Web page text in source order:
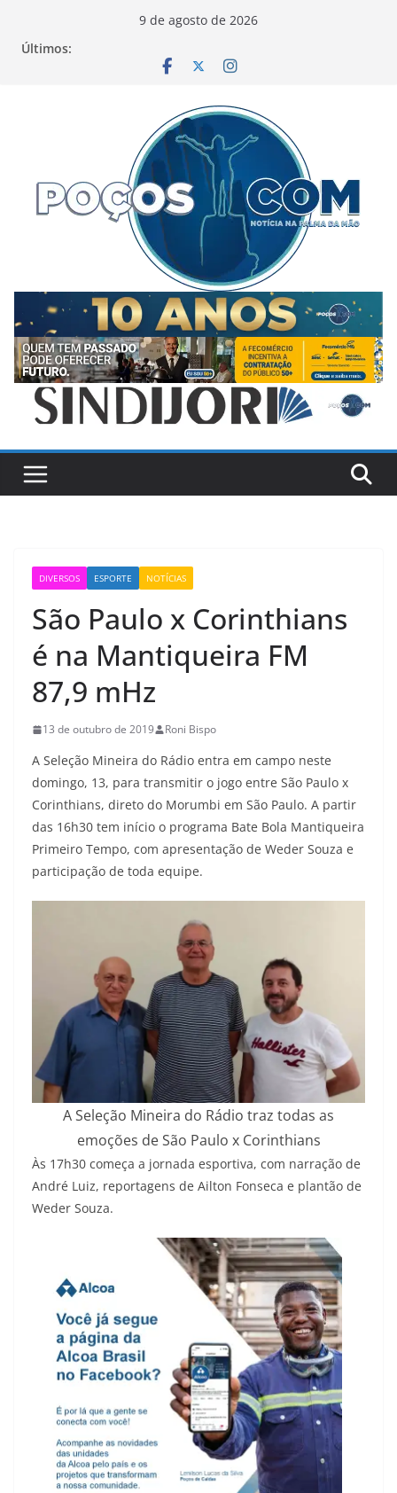
9 de agosto de 2026
Últimos:
DIVERSOS ESPORTE NOTÍCIAS
São Paulo x Corinthians
é na Mantiqueira FM
87,9 mHz
13 de outubro de 2019 Roni Bispo
A Seleção Mineira do Rádio entra em campo neste
domingo, 13, para transmitir o jogo entre São Paulo x
Corinthians, direto do Morumbi em São Paulo. A partir
das 16h30 tem início o programa Bate Bola Mantiqueira
Primeiro Tempo, com apresentação de Weder Souza e
participação de toda equipe.
A Seleção Mineira do Rádio traz todas as
emoções de São Paulo x Corinthians
Às 17h30 começa a jornada esportiva, com narração de
André Luiz, reportagens de Ailton Fonseca e plantão de
Weder Souza.